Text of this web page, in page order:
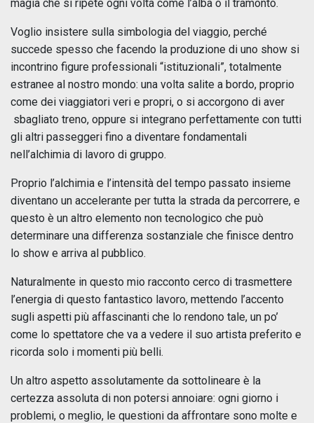
magia che si ripete ogni volta come l’alba o il tramonto.
Voglio insistere sulla simbologia del viaggio, perché
succede spesso che facendo la produzione di uno show si
incontrino figure professionali “istituzionali”, totalmente
estranee al nostro mondo: una volta salite a bordo, proprio
come dei viaggiatori veri e propri, o si accorgono di aver
sbagliato treno, oppure si integrano perfettamente con tutti
gli altri passeggeri fino a diventare fondamentali
nell’alchimia di lavoro di gruppo.
Proprio l’alchimia e l’intensità del tempo passato insieme
diventano un accelerante per tutta la strada da percorrere, e
questo è un altro elemento non tecnologico che può
determinare una differenza sostanziale che finisce dentro
lo show e arriva al pubblico.
Naturalmente in questo mio racconto cerco di trasmettere
l’energia di questo fantastico lavoro, mettendo l’accento
sugli aspetti più affascinanti che lo rendono tale, un po’
come lo spettatore che va a vedere il suo artista preferito e
ricorda solo i momenti più belli.
Un altro aspetto assolutamente da sottolineare è la
certezza assoluta di non potersi annoiare: ogni giorno i
problemi, o meglio, le questioni da affrontare sono molte e